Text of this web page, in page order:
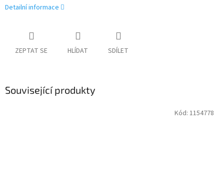
Detailní informace
ZEPTAT SE HLÍDAT SDÍLET
Související produkty
Kód: 1154778